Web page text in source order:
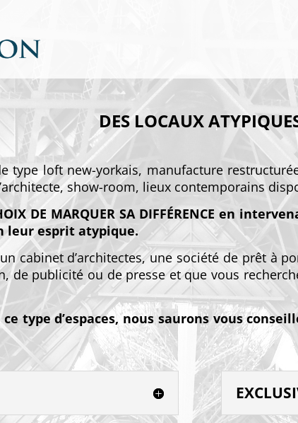
DES LOCAUX
type loft new-yorkais, manufacture
show-room, lieux contemporains
DE MARQUER SA DIFFÉRENCE en
leur esprit atypique.
cabinet d’architectes, une société de prêt à
de publicité ou de presse et que vous
type d’espaces, nous saurons vous